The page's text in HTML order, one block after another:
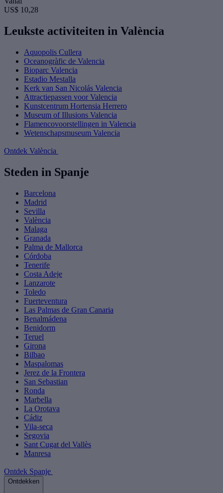
US$ 10,28
Leukste activiteiten in València
Aquopolis Cullera
Oceanogràfic de Valencia
Bioparc Valencia
Estadio Mestalla
Kerk van San Nicolás Valencia
Attractiepassen voor Valencia
Kunstcentrum Hortensia Herrero
Museum of Illusions Valencia
Flamencovoorstellingen in Valencia
Wetenschapsmuseum Valencia
Ontdek València
Steden in Spanje
Barcelona
Madrid
Sevilla
València
Malaga
Granada
Palma de Mallorca
Córdoba
Tenerife
Costa Adeje
Lanzarote
Toledo
Fuerteventura
Las Palmas de Gran Canaria
Benalmádena
Benidorm
Teruel
Girona
Bilbao
Maspalomas
Jerez de la Frontera
San Sebastian
Ronda
Marbella
La Orotava
Cádiz
Vila-seca
Segovia
Sant Cugat del Vallès
Manresa
Ontdek Spanje
Ontdekken